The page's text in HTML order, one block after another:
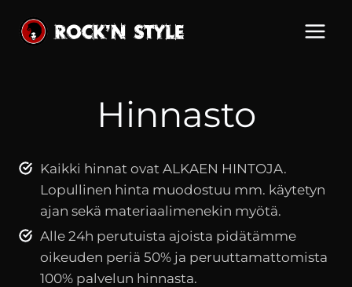
sisältöön
Hinnasto
Kaikki hinnat ovat ALKAEN HINTOJA.
Lopullinen hinta muodostuu mm. käytetyn
ajan sekä materiaalimenekin myötä.
Alle 24h perutuista ajoista pidätämme
oikeuden periä 50% ja peruuttamattomista
100% palvelun hinnasta.